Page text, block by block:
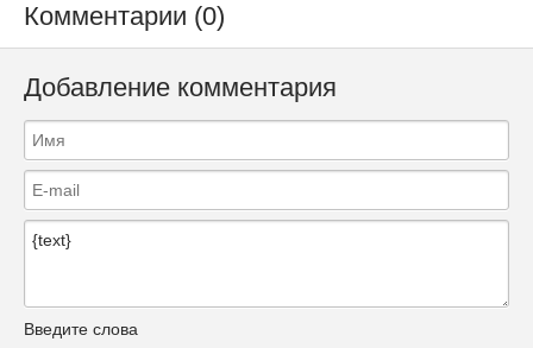
Комментарии (0)
Добавление комментария
Введите слова